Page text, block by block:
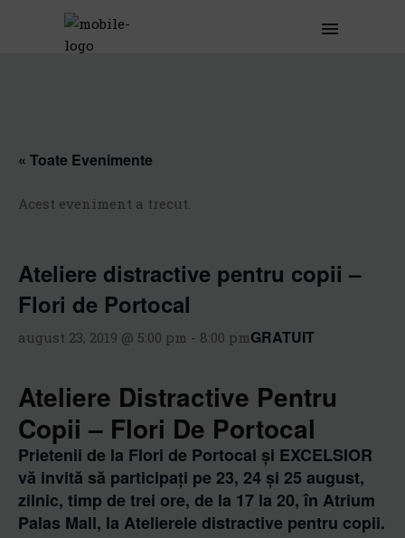
« Toate Evenimente
Acest eveniment a trecut.
Ateliere distractive pentru copii –
Flori de Portocal
august 23, 2019 @ 5:00 pm - 8:00 pmGRATUIT
Ateliere Distractive Pentru
Copii – Flori De Portocal
Prietenii de la Flori de Portocal și EXCELSIOR
vă invită să participați pe 23, 24 și 25 august,
zilnic, timp de trei ore, de la 17 la 20, în Atrium
Palas Mall, la Atelierele distractive pentru copii.